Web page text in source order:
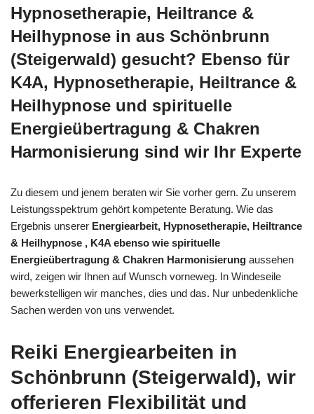
Hypnosetherapie, Heiltrance &
Heilhypnose in aus Schönbrunn
(Steigerwald) gesucht? Ebenso für
K4A, Hypnosetherapie, Heiltrance &
Heilhypnose und spirituelle
Energieübertragung & Chakren
Harmonisierung sind wir Ihr Experte
Zu diesem und jenem beraten wir Sie vorher gern. Zu unserem
Leistungsspektrum gehört kompetente Beratung. Wie das
Ergebnis unserer Energiearbeit, Hypnosetherapie, Heiltrance
& Heilhypnose , K4A ebenso wie spirituelle
Energieübertragung & Chakren Harmonisierung aussehen
wird, zeigen wir Ihnen auf Wunsch vorneweg. In Windeseile
bewerkstelligen wir manches, dies und das. Nur unbedenkliche
Sachen werden von uns verwendet.
Reiki Energiearbeiten in
Schönbrunn (Steigerwald), wir
offerieren Flexibilität und